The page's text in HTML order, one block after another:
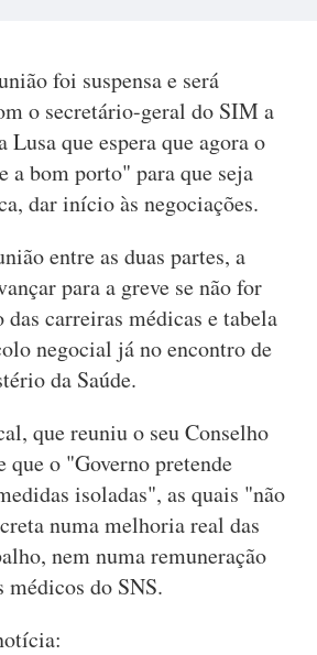
foi suspensa e será
o secretário-geral do SIM a
Lusa que espera que agora o
a bom porto" para que seja
dar início às negociações.
entre as duas partes, a
para a greve se não for
carreiras médicas e tabela
negocial já no encontro de
da Saúde.
que reuniu o seu Conselho
que o "Governo pretende
isoladas", as quais "não
numa melhoria real das
nem numa remuneração
do SNS.